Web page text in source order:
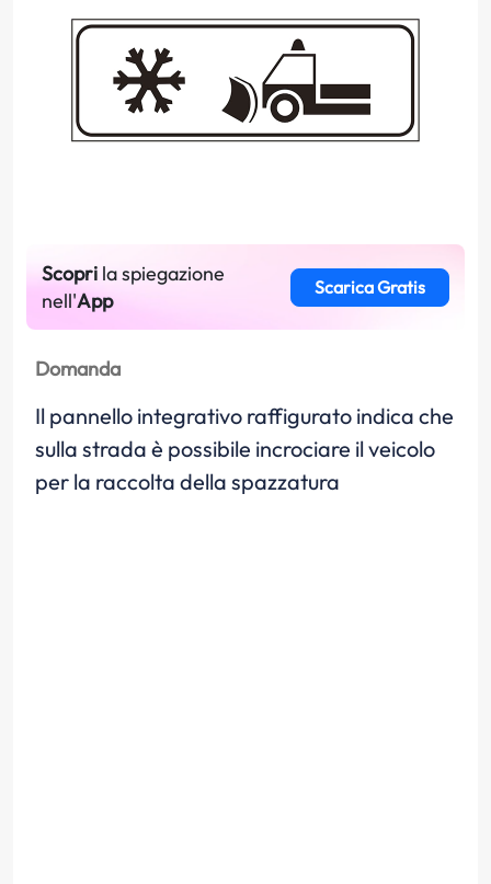
Scopri la spiegazione
nell'App
Scarica Gratis
Domanda
Il pannello integrativo raffigurato indica che
sulla strada è possibile incrociare il veicolo
per la raccolta della spazzatura